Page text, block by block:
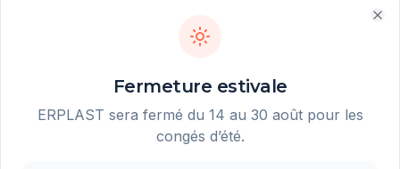
404
Fermeture estivale
ERPLAST sera fermé du 14 au 30 août pour les
congés d’été.